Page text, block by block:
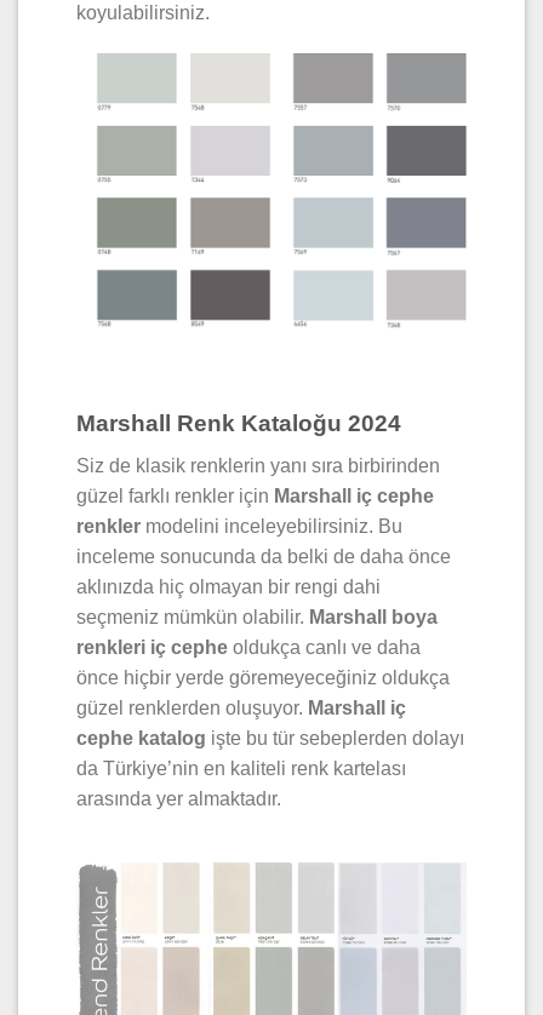
koyulabilirsiniz.
Marshall Renk Kataloğu 2024
Siz de klasik renklerin yanı sıra birbirinden
güzel farklı renkler için Marshall iç cephe
renkler modelini inceleyebilirsiniz. Bu
inceleme sonucunda da belki de daha önce
aklınızda hiç olmayan bir rengi dahi
seçmeniz mümkün olabilir. Marshall boya
renkleri iç cephe oldukça canlı ve daha
önce hiçbir yerde göremeyeceğiniz oldukça
güzel renklerden oluşuyor. Marshall iç
cephe katalog işte bu tür sebeplerden dolayı
da Türkiye’nin en kaliteli renk kartelası
arasında yer almaktadır.